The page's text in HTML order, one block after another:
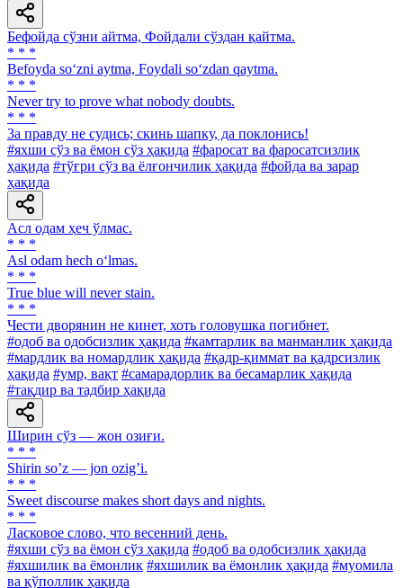
Бефойда сўзни айтма, Фойдали сўздан қайтма.
* * *
Befoyda so‘zni aytma, Foydali so‘zdan qaytma.
* * *
Never try to prove what nobody doubts.
* * *
3a правду не судись; скинь шапку, да поклонись!
#яхши сўз ва ёмон сўз ҳақида #фаросат ва фаросатсизлик
ҳақида #тўғри сўз ва ёлғончилик ҳақида #фойда ва зарар
ҳақида
Асл одам ҳеч ўлмас.
* * *
Asl odam hech o‘lmas.
* * *
True blue will never stain.
* * *
Чести дворянин не кинет, хоть головушка погибнет.
#одоб ва одобсизлик ҳақида #камтарлик ва манманлик ҳақида
#мардлик ва номардлик ҳақида #қадр-қиммат ва қадрсизлик
ҳақида #умр, вақт #самарадорлик ва бесамарлик ҳақида
#тақдир ва тадбир ҳақида
Ширин сўз — жон озиғи.
* * *
Shirin soʼz — jon ozigʼi.
* * *
Sweet discourse makes short days and nights.
* * *
Ласковое слово, что весенний день.
#яхши сўз ва ёмон сўз ҳақида #одоб ва одобсизлик ҳақида
#яхшилик ва ёмонлик #яхшилик ва ёмонлик ҳақида #муомила
ва қўполлик ҳақида